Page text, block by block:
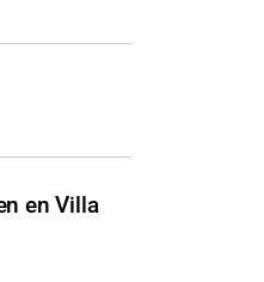
en Villa